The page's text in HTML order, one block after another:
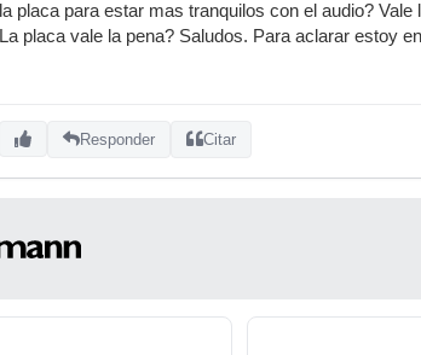
la placa para estar mas tranquilos con el audio?
La placa vale la pena? Saludos. Para aclarar estoy
Responder Citar